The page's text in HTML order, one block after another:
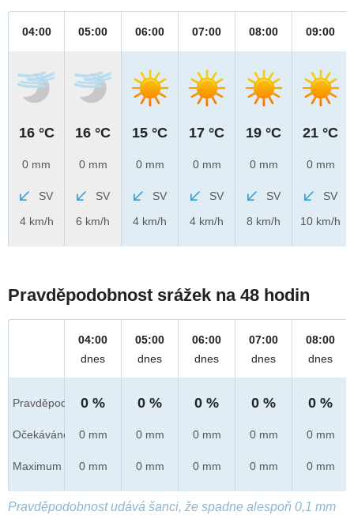
04:00
16 °C
0 mm
SV
4 km/h
05:00
16 °C
0 mm
SV
6 km/h
06:00
15 °C
0 mm
SV
4 km/h
07:00
17 °C
0 mm
SV
4 km/h
08:00
19 °C
0 mm
SV
8 km/h
09:00
21 °C
0 mm
SV
10 km/h
Pravděpodobnost srážek na 48 hodin
Pravděpod.
Očekáváno
Maximum
04:00
dnes
0 %
0 mm
0 mm
05:00
dnes
0 %
0 mm
0 mm
06:00
dnes
0 %
0 mm
0 mm
07:00
dnes
0 %
0 mm
0 mm
08:00
dnes
0 %
0 mm
0 mm
Pravděpodobnost udává šanci, že spadne alespoň 0,1 mm